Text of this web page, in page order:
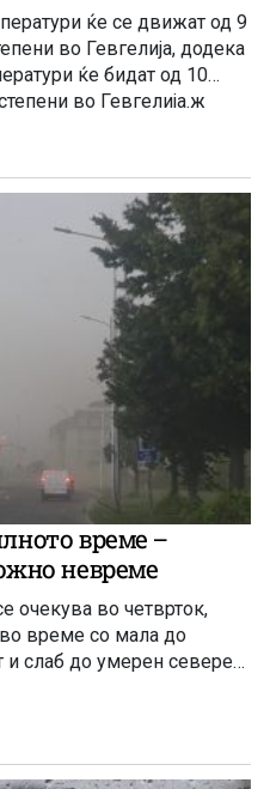
ќе се движат од 9
во Гевгелија, додека
ќе бидат од 10
во Гевгелија.ж
време –
невреме
очекува во четврток,
време со мала до
и слаб до умерен северен